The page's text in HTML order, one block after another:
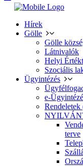
Hírek
Gölle
Gölle
Látnivalók
Helyi
Szociális
Ügyintézés
e-
terve